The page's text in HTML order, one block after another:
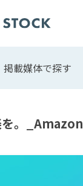
掲載媒体で探す
を。_Amazon